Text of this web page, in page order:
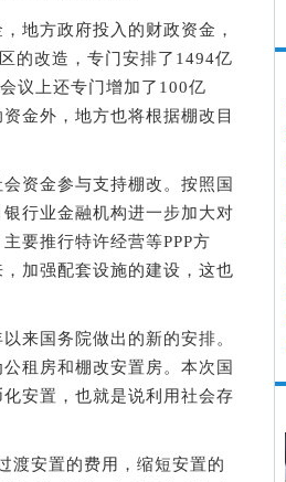
方政府投入的财政资金，
的改造，专门安排了1494亿
议上还专门增加了100亿
金外，地方也将根据棚改目
资金参与支持棚改。按照国
行业金融机构进一步加大对
要推行特许经营等PPP方
加强配套设施的建设，这也
国务院做出的新的安排。
租房和棚改安置房。本次国
安置，也就是说利用社会存
安置的费用，缩短安置的